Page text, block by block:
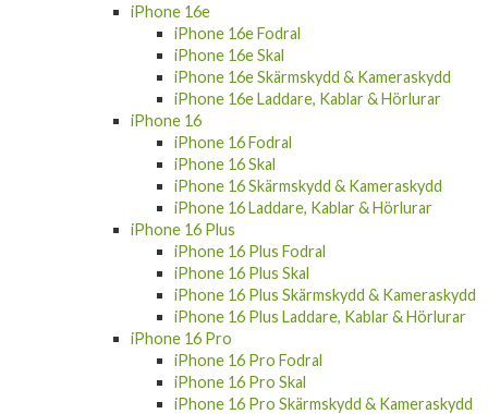
iPhone 16e
iPhone 16e Fodral
iPhone 16e Skal
iPhone 16e Skärmskydd & Kameraskydd
iPhone 16e Laddare, Kablar & Hörlurar
iPhone 16
iPhone 16 Fodral
iPhone 16 Skal
iPhone 16 Skärmskydd & Kameraskydd
iPhone 16 Laddare, Kablar & Hörlurar
iPhone 16 Plus
iPhone 16 Plus Fodral
iPhone 16 Plus Skal
iPhone 16 Plus Skärmskydd & Kameraskydd
iPhone 16 Plus Laddare, Kablar & Hörlurar
iPhone 16 Pro
iPhone 16 Pro Fodral
iPhone 16 Pro Skal
iPhone 16 Pro Skärmskydd & Kameraskydd